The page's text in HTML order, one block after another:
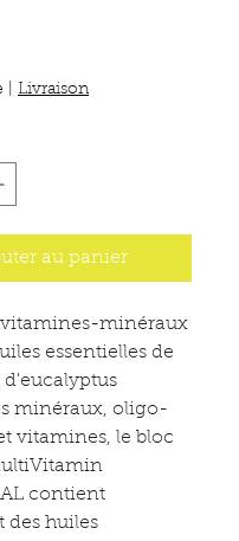
Livraison
au panier
minéraux
essentielles de
minéraux, oligo-
vitamines, le bloc
contient
des huiles